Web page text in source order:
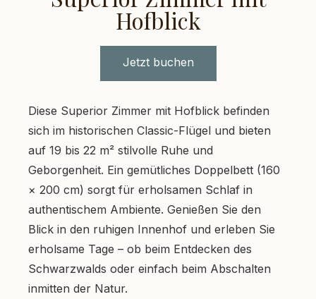
Hofblick
Jetzt buchen
Diese Superior Zimmer mit Hofblick befinden
sich im historischen Classic-Flügel und bieten
auf 19 bis 22 m² stilvolle Ruhe und
Geborgenheit. Ein gemütliches Doppelbett (160
× 200 cm) sorgt für erholsamen Schlaf in
authentischem Ambiente. Genießen Sie den
Blick in den ruhigen Innenhof und erleben Sie
erholsame Tage – ob beim Entdecken des
Schwarzwalds oder einfach beim Abschalten
inmitten der Natur.